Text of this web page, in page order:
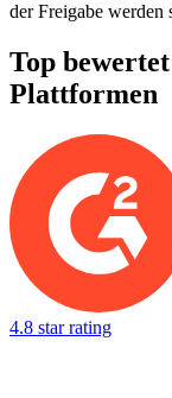
der Freigabe werden
Top
Plattformen
4.8 star rating